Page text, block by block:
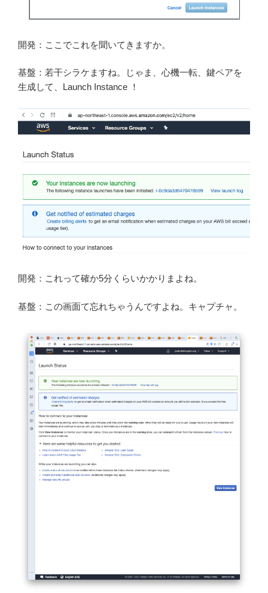
開発：ここでこれを聞いてきますか。
基盤：若干シラケますね。じゃま、心機一転、鍵ペアを
生成して、Launch Instance ！
開発：これって確か5分くらいかかりまよね。
基盤：この画面て忘れちゃうんですよね。キャプチャ。